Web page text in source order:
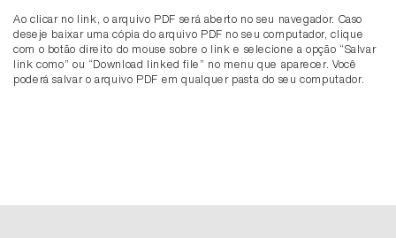
Ao clicar no link, o arquivo PDF será aberto no seu navegador. Caso
deseje baixar uma cópia do arquivo PDF no seu computador, clique
com o botão direito do mouse sobre o link e selecione a opção “Salvar
link como” ou “Download linked file” no menu que aparecer. Você
poderá salvar o arquivo PDF em qualquer pasta do seu computador.